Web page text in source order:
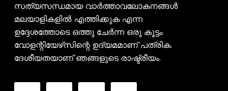
സത്യസന്ധമായ വാർത്താവലോകനങ്ങൾ
മലയാളികളിൽ എത്തിക്കുക എന്ന
ഉദ്ദേശത്തോടെ ഒത്തു ചേർന്ന ഒരു കൂട്ടം
വോളന്റിയേഴ്‌സിന്റെ ഉദ്യമമാണ് പത്രിക.
ദേശീയതയാണ് ഞങ്ങളുടെ രാഷ്ട്രീയം.